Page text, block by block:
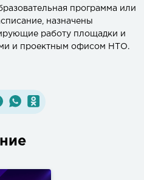
программа или
назначены
работу площадки и
и проектным офисом НТО.